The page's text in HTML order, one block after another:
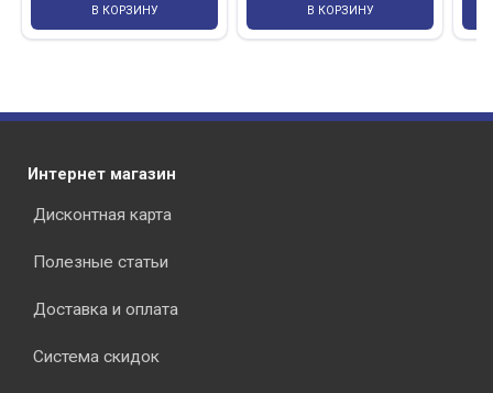
В КОРЗИНУ В КОРЗИНУ
Интернет магазин
Дисконтная карта
Полезные статьи
Доставка и оплата
Система скидок